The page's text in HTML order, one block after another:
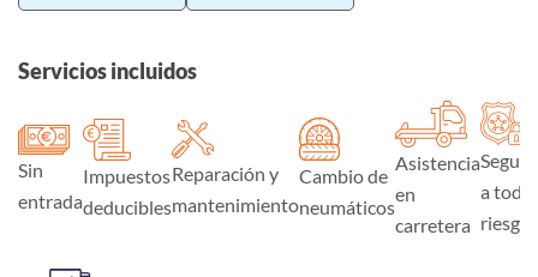
Servicios incluidos
Sin
entrada
Impuestos
deducibles
Reparación y
mantenimiento
Cambio de
neumáticos
Asistencia
en
carretera
Seguro
a todo
riesgo